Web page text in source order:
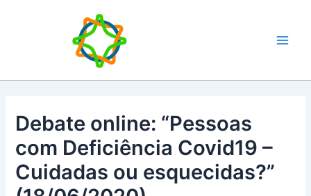
Debate online: “Pessoas
com Deficiência Covid19 –
Cuidadas ou esquecidas?”